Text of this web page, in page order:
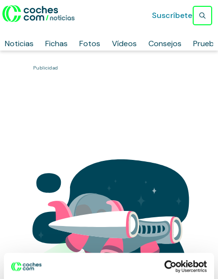
Noticias Fichas Fotos Vídeos Consejos
Suscríbete
Publicidad